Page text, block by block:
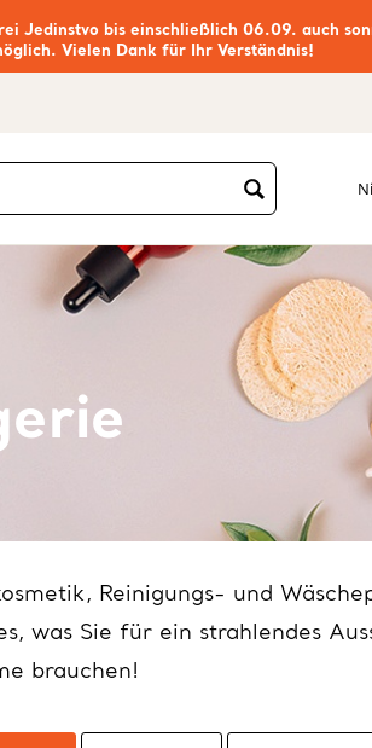
Jedinstvo bis einschließlich 06.09. auch
Vielen Dank für Ihr Verständnis!
Reinigungs- und
was Sie für ein strahlendes
brauchen!